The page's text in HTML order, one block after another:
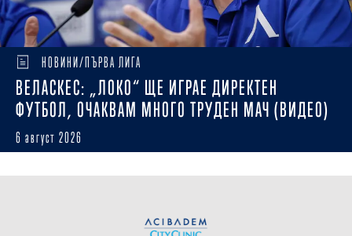
НОВИНИ/ПЪРВА ЛИГА
ВЕЛАСКЕС: „ЛОКО“ ЩЕ ИГРАЕ ДИРЕКТЕН
ФУТБОЛ, ОЧАКВАМ МНОГО ТРУДЕН МАЧ (ВИДЕО)
6 август 2026